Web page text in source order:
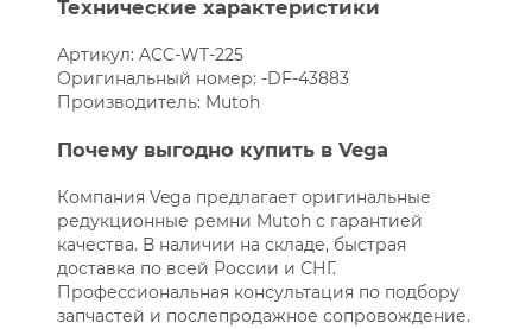
Технические характеристики
Артикул: ACC-WT-225
Оригинальный номер: -DF-43883
Производитель: Mutoh
Почему выгодно купить в Vega
Компания Vega предлагает оригинальные
редукционные ремни Mutoh с гарантией
качества. В наличии на складе, быстрая
доставка по всей России и СНГ.
Профессиональная консультация по подбору
запчастей и послепродажное сопровождение.